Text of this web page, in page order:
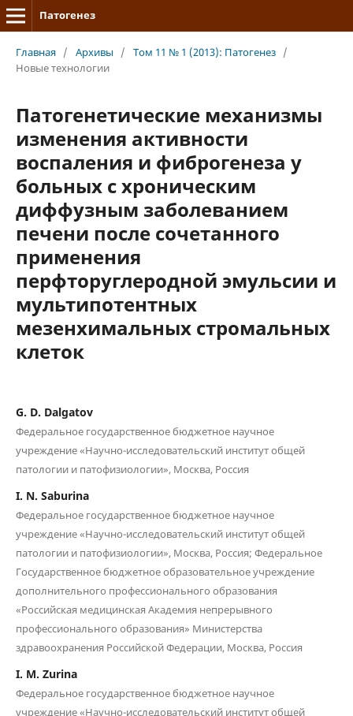
Патогенез
Главная / Архивы / Том 11 № 1 (2013): Патогенез /
Новые технологии
Патогенетические механизмы
изменения активности
воспаления и фиброгенеза у
больных с хроническим
диффузным заболеванием
печени после сочетанного
применения
перфторуглеродной эмульсии и
мультипотентных
мезенхимальных стромальных
клеток
G. D. Dalgatov
Федеральное государственное бюджетное научное
учреждение «Научно-исследовательский институт общей
патологии и патофизиологии», Москва, Россия
I. N. Saburina
Федеральное государственное бюджетное научное
учреждение «Научно-исследовательский институт общей
патологии и патофизиологии», Москва, Россия; Федеральное
Государственное бюджетное образовательное учреждение
дополнительного профессионального образования
«Российская медицинская Академия непрерывного
профессионального образования» Министерства
здравоохранения Российской Федерации, Москва, Россия
I. M. Zurina
Федеральное государственное бюджетное научное
учреждение «Научно-исследовательский институт общей